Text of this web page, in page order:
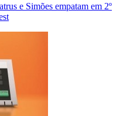
e Simões empatam em 2º